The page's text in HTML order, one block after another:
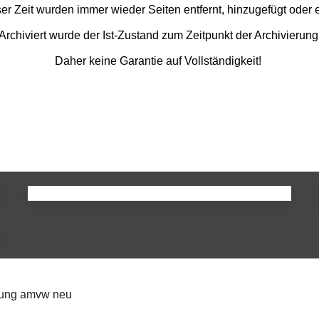
Zeit wurden immer wieder Seiten entfernt, hinzugefügt oder
wurde der Ist-Zustand zum Zeitpunkt der
Daher keine Garantie auf Vollständigkeit!